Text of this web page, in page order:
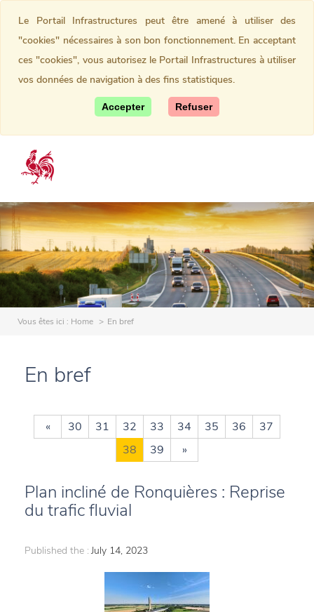
Vous êtes ici : Home En bref
En bref
« 30 31 32 33 34 35 36
37
38
39 »
Plan incliné de Ronquières : Reprise
du trafic fluvial
Published the : July 14, 2023
Le Portail Infrastructures peut être amené à utiliser des
"cookies" nécessaires à son bon fonctionnement. En acceptant
ces "cookies", vous autorisez le Portail Infrastructures à utiliser
vos données de navigation à des fins statistiques.
Accepter Refuser